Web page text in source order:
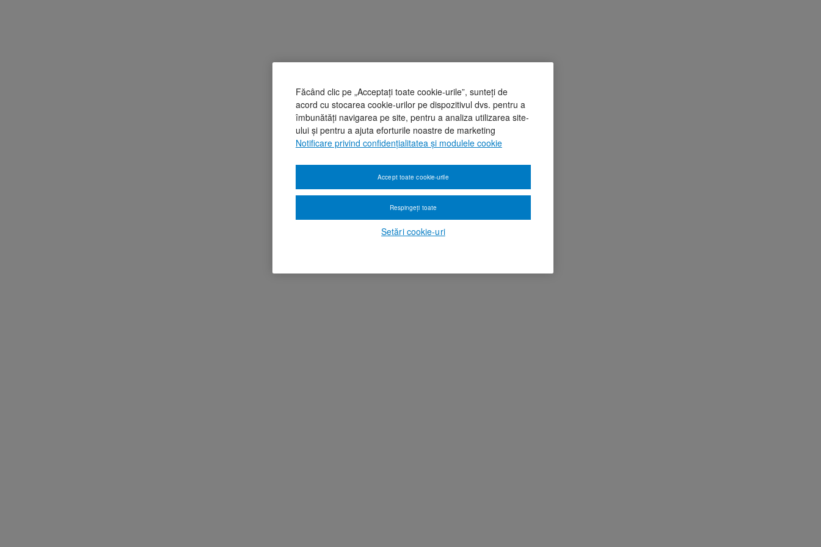
Făcând clic pe „Acceptați toate cookie-urile”, sunteți de
acord cu stocarea cookie-urilor pe dispozitivul dvs. pentru a
îmbunătăți navigarea pe site, pentru a analiza utilizarea site-
ului și pentru a ajuta eforturile noastre de marketing
Notificare privind confidențialitatea și modulele cookie
Setări cookie-uri
Respingeți toate
Accept toate cookie-urile